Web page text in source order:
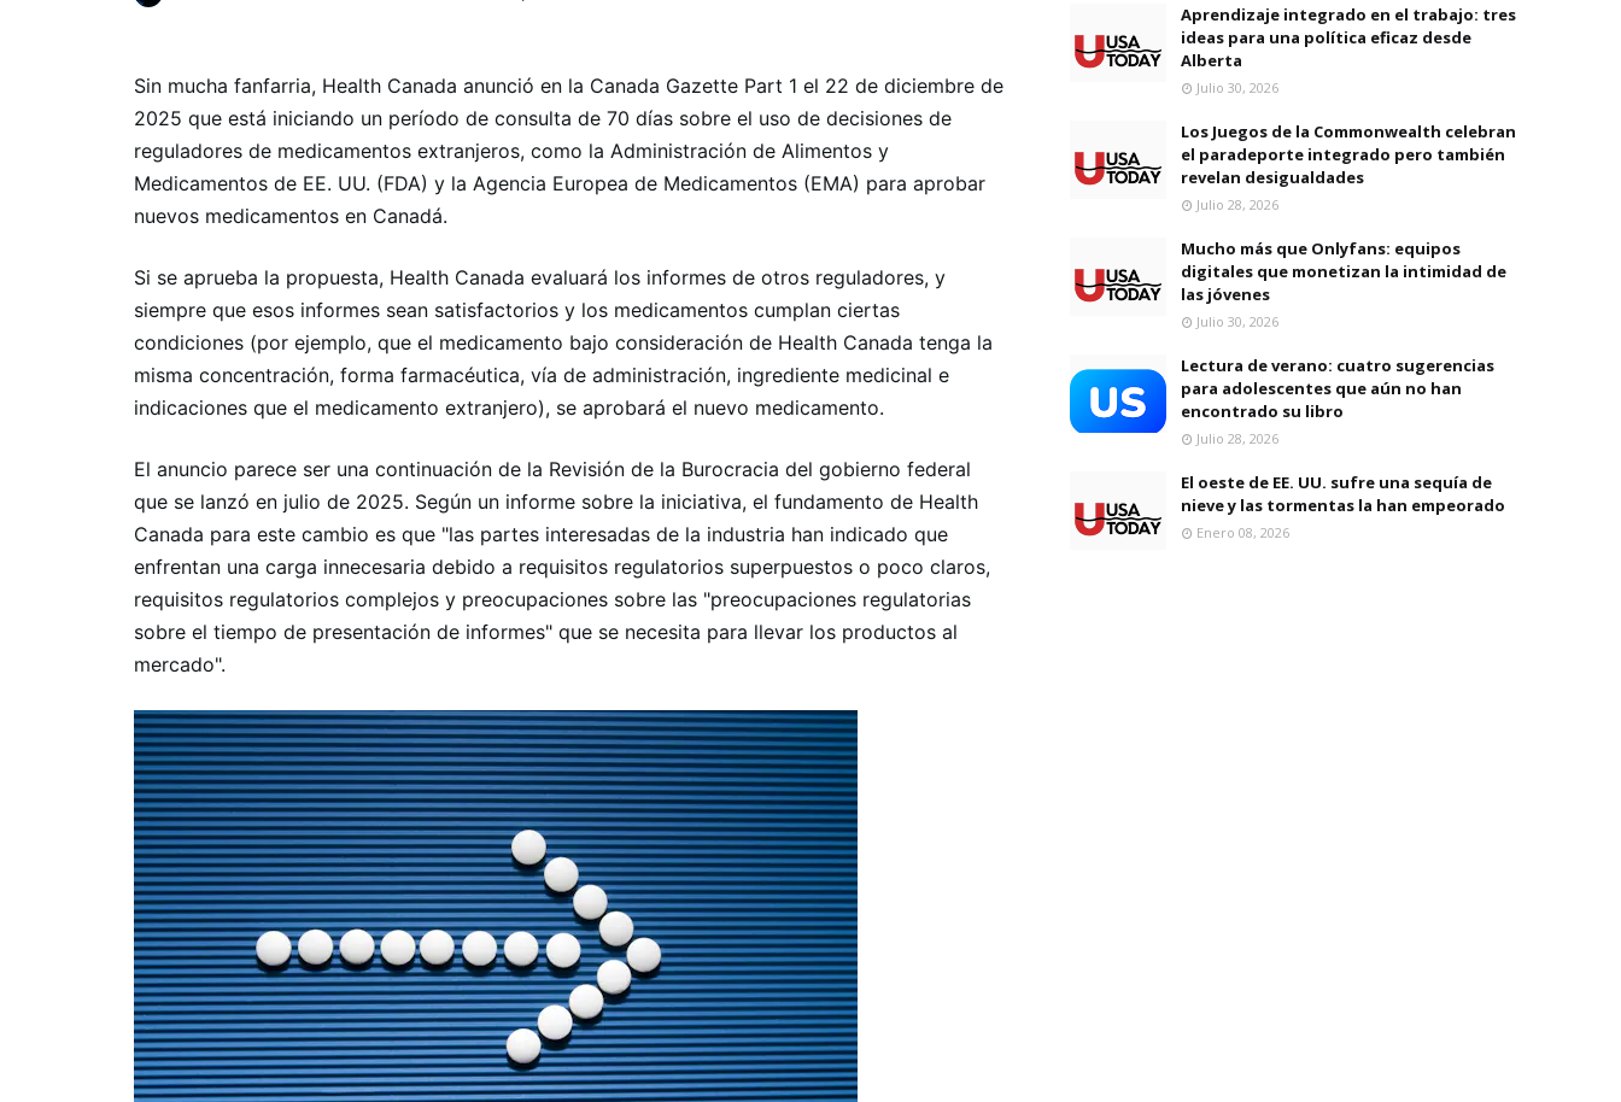
Sin mucha fanfarria, Health Canada anunció en la Canada Gazette Part 1 el 22 de diciembre de
2025 que está iniciando un período de consulta de 70 días sobre el uso de decisiones de
reguladores de medicamentos extranjeros, como la Administración de Alimentos y
Medicamentos de EE. UU. (FDA) y la Agencia Europea de Medicamentos (EMA) para aprobar
nuevos medicamentos en Canadá.
Si se aprueba la propuesta, Health Canada evaluará los informes de otros reguladores, y
siempre que esos informes sean satisfactorios y los medicamentos cumplan ciertas
condiciones (por ejemplo, que el medicamento bajo consideración de Health Canada tenga la
misma concentración, forma farmacéutica, vía de administración, ingrediente medicinal e
indicaciones que el medicamento extranjero), se aprobará el nuevo medicamento.
El anuncio parece ser una continuación de la Revisión de la Burocracia del gobierno federal
que se lanzó en julio de 2025. Según un informe sobre la iniciativa, el fundamento de Health
Canada para este cambio es que "las partes interesadas de la industria han indicado que
enfrentan una carga innecesaria debido a requisitos regulatorios superpuestos o poco claros,
requisitos regulatorios complejos y preocupaciones sobre las "preocupaciones regulatorias
sobre el tiempo de presentación de informes" que se necesita para llevar los productos al
mercado".
Aprendizaje integrado en el trabajo: tres
ideas para una política eficaz desde
Alberta
Julio 30, 2026
Los Juegos de la Commonwealth celebran
el paradeporte integrado pero también
revelan desigualdades
Julio 28, 2026
Mucho más que Onlyfans: equipos
digitales que monetizan la intimidad de
las jóvenes
Julio 30, 2026
Lectura de verano: cuatro sugerencias
para adolescentes que aún no han
encontrado su libro
Julio 28, 2026
El oeste de EE. UU. sufre una sequía de
nieve y las tormentas la han empeorado
Enero 08, 2026